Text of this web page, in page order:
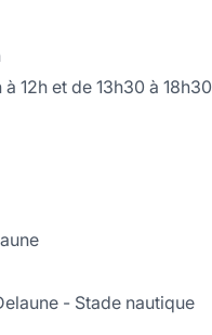
12h et de 13h30 à 18h30
- Stade nautique